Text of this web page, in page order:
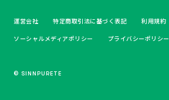
運営会社 特定商取引法に基づく表記
利用規約
ソーシャルメディアポリシー
プライバシーポリシー
© SINNPURETE